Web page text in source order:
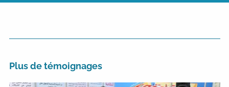
Plus de témoignages